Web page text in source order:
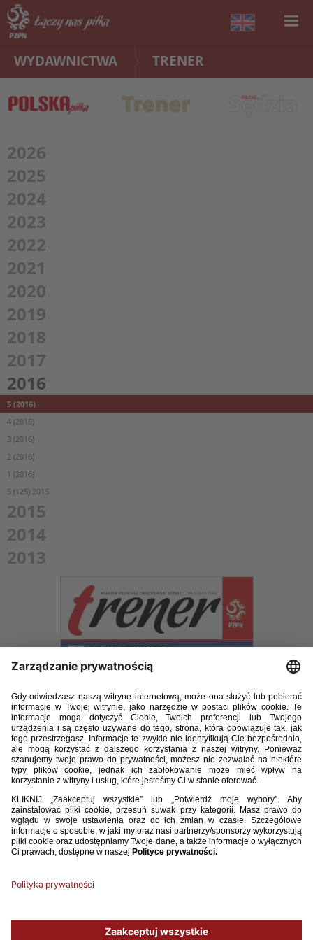
WYDAWNICTWA TRENER
2026
2025
2024
2023
2022
2021
2020
2019
2018
2017
2016
5 (2016)
4 (2016)
3 (2016)
2 (2016)
1 (2016)
5 (125) 2015
2015
2014
2013
E-TRENER_5_2016.pdf